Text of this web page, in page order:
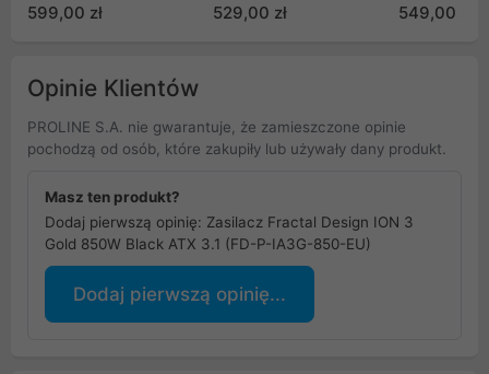
599,00 zł 529,00 zł 549,00 zł
Opinie Klientów
PROLINE S.A. nie gwarantuje, że zamieszczone opinie
pochodzą od osób, które zakupiły lub używały dany produkt.
Masz ten produkt?
Dodaj pierwszą opinię: Zasilacz Fractal Design ION 3
Gold 850W Black ATX 3.1 (FD-P-IA3G-850-EU)
Dodaj pierwszą opinię...